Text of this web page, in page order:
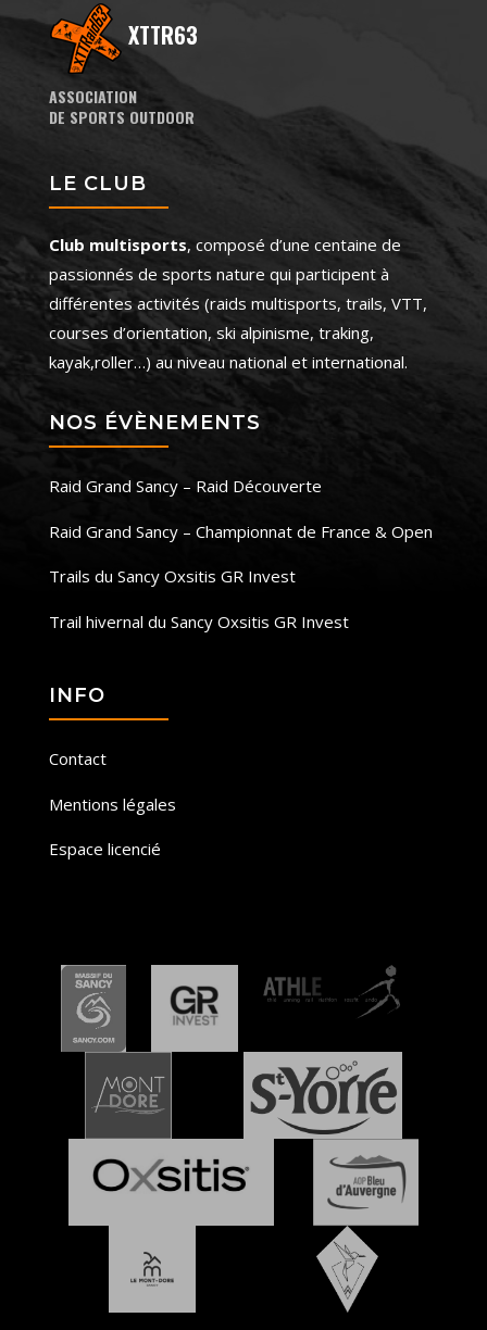
XTTR63
ASSOCIATION
DE SPORTS OUTDOOR
LE CLUB
Club multisports, composé d’une centaine de
passionnés de sports nature qui participent à
différentes activités (raids multisports, trails, VTT,
courses d’orientation, ski alpinisme, traking,
kayak,roller…) au niveau national et international.
NOS ÉVÈNEMENTS
Raid Grand Sancy – Raid Découverte
Raid Grand Sancy – Championnat de France & Open
Trails du Sancy Oxsitis GR Invest
Trail hivernal du Sancy Oxsitis GR Invest
INFO
Contact
Mentions légales
Espace licencié